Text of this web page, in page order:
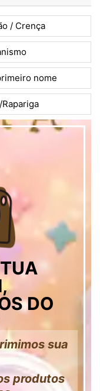
/ Crença
nome
Rapariga
DO
sua
produtos